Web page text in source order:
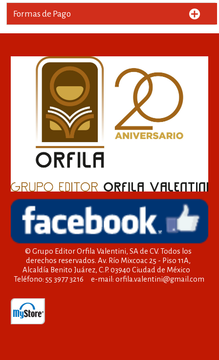
Formas de Pago
© Grupo Editor Orfila Valentini, SA de CV. Todos los
derechos reservados. Av. Río Mixcoac 25 - Piso 11A,
Alcaldía Benito Juárez, C.P. 03940 Ciudad de México
Teléfono: 55 3977 3216 e-mail: orfila.valentini@gmail.com